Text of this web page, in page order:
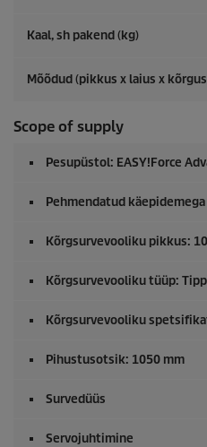
Kaal, sh pakend (kg)
Mõõdud (pikkus x laius x
Scope of supply
Pesupüstol: EASY!Force
Pehmendatud
Kõrgsurvevooliku pikkus:
Kõrgsurvevooliku tüüp:
Kõrgsurvevooliku
Pihustusotsik: 1050 mm
Survedüüs
Servojuhtimine